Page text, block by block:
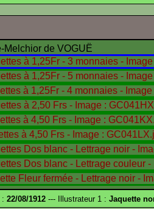
Melchior de VOGUË
: 22/08/1912 --- Illustrateur 1 : Jaquette